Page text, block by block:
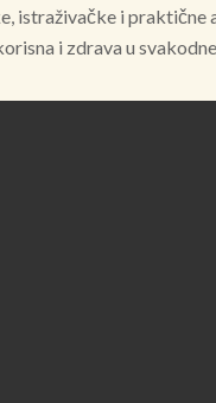
istraživačke i praktične
i zdrava u